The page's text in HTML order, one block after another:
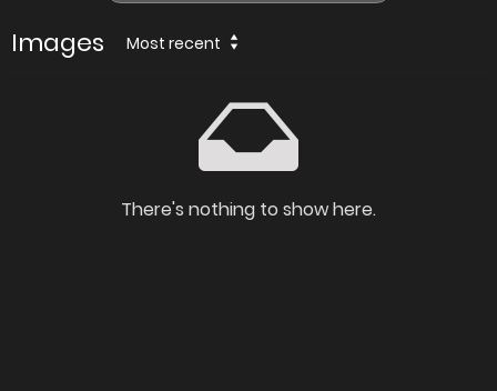
Images Most recent
There's nothing to show here.